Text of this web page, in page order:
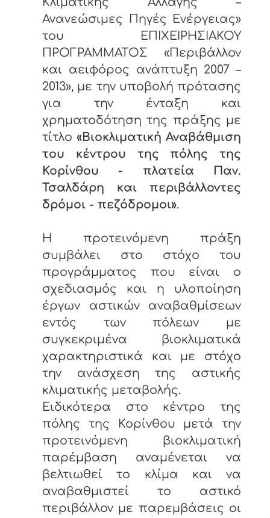
Ανανεώσιμες Πηγές Ενέργειας»
του ΕΠΙΧΕΙΡΗΣΙΑΚΟΥ
ΠΡΟΓΡΑΜΜΑΤΟΣ «Περιβάλλον
και αειφόρος ανάπτυξη 2007 –
2013», με την υποβολή πρότασης
για την ένταξη και
χρηματοδότηση της πράξης με
τίτλο «Βιοκλιματική Αναβάθμιση
του κέντρου της πόλης της
Κορίνθου - πλατεία Παν.
Τσαλδάρη και περιβάλλοντες
δρόμοι - πεζόδρομοι».
Η προτεινόμενη πράξη
συμβάλει στο στόχο του
προγράμματος που είναι ο
σχεδιασμός και η υλοποίηση
έργων αστικών αναβαθμίσεων
εντός των πόλεων με
συγκεκριμένα βιοκλιματικά
χαρακτηριστικά και με στόχο
την ανάσχεση της αστικής
κλιματικής μεταβολής.
Ειδικότερα στο κέντρο της
πόλης της Κορίνθου μετά την
προτεινόμενη βιοκλιματική
παρέμβαση αναμένεται να
βελτιωθεί το κλίμα και να
αναβαθμιστεί το αστικό
περιβάλλον με παρεμβάσεις οι